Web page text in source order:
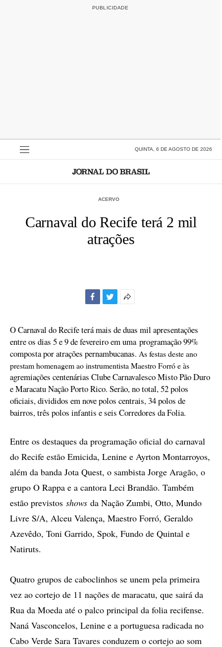
QUINTA, 6 DE AGOSTO DE 2026
ACERVO
Carnaval do Recife terá 2 mil
atrações
compartilhamento
O Carnaval do Recife terá mais de duas mil apresentações
entre os dias 5 e 9 de fevereiro em uma programação 99%
composta por atrações pernambucanas. As festas deste ano
prestam homenagem ao instrumentista Maestro Forró e às
agremiações centenárias Clube Carnavalesco Misto Pão Duro
e Maracatu Nação Porto Rico. Serão, no total, 52 polos
oficiais, divididos em nove polos centrais, 34 polos de
bairros, três polos infantis e seis Corredores da Folia.
Entre os destaques da programação oficial do carnaval
do Recife estão Emicida, Lenine e Ayrton Montarroyos,
além da banda Jota Quest, o sambista Jorge Aragão, o
grupo O Rappa e a cantora Leci Brandão. Também
estão previstos shows da Nação Zumbi, Otto, Mundo
Livre S/A, Alceu Valença, Maestro Forró, Geraldo
Azevêdo, Toni Garrido, Spok, Fundo de Quintal e
Natiruts.
Quatro grupos de caboclinhos se unem pela primeira
vez ao cortejo de 11 nações de maracatu, que sairá da
Rua da Moeda até o palco principal da folia recifense.
Naná Vasconcelos, Lenine e a portuguesa radicada no
Cabo Verde Sara Tavares conduzem o cortejo ao som